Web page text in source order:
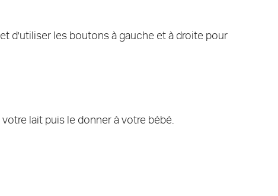
d'utiliser les boutons à gauche et à droite pour
lait puis le donner à votre bébé.